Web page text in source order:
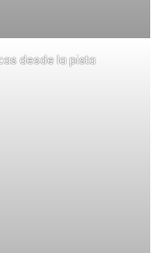
desde la pista